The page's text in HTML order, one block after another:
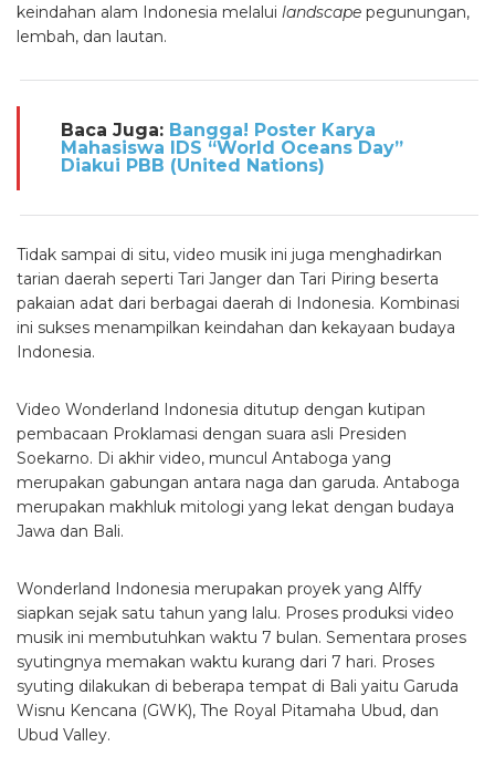
keindahan alam Indonesia melalui landscape pegunungan,
lembah, dan lautan.
Baca Juga: Bangga! Poster Karya
Mahasiswa IDS “World Oceans Day”
Diakui PBB (United Nations)
Tidak sampai di situ, video musik ini juga menghadirkan
tarian daerah seperti Tari Janger dan Tari Piring beserta
pakaian adat dari berbagai daerah di Indonesia. Kombinasi
ini sukses menampilkan keindahan dan kekayaan budaya
Indonesia.
Video Wonderland Indonesia ditutup dengan kutipan
pembacaan Proklamasi dengan suara asli Presiden
Soekarno. Di akhir video, muncul Antaboga yang
merupakan gabungan antara naga dan garuda. Antaboga
merupakan makhluk mitologi yang lekat dengan budaya
Jawa dan Bali.
Wonderland Indonesia merupakan proyek yang Alffy
siapkan sejak satu tahun yang lalu. Proses produksi video
musik ini membutuhkan waktu 7 bulan. Sementara proses
syutingnya memakan waktu kurang dari 7 hari. Proses
syuting dilakukan di beberapa tempat di Bali yaitu Garuda
Wisnu Kencana (GWK), The Royal Pitamaha Ubud, dan
Ubud Valley.